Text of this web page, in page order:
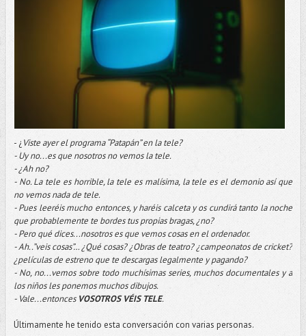
- ¿ Viste ayer el programa “Patapán” en la tele?
- Uy no...es que nosotros no vemos la tele.
- ¿Ah no?
- No. La tele es horrible, la tele es malísima, la tele es el demonio así que
no vemos nada de tele.
- Pues leeréis mucho entonces, y haréis calceta y os cundirá tanto la noche
que probablemente te bordes tus propias bragas, ¿no?
- Pero qué dices...nosotros es que vemos cosas en el ordenador.
- Ah..”veis cosas”… ¿Qué cosas? ¿Obras de teatro? ¿campeonatos de cricket?
¿películas de estreno que te descargas legalmente y pagando?
- No, no...vemos sobre todo muchísimas series, muchos documentales y a
los niños les ponemos muchos dibujos.
- Vale...entonces VOSOTROS VÉIS TELE.
Últimamente he tenido esta conversación con varias personas.